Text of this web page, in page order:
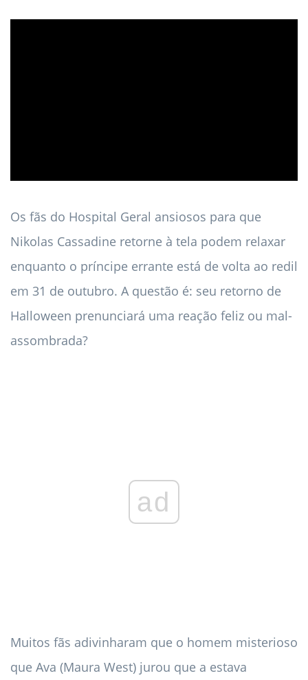
Os fãs do Hospital Geral ansiosos para que
Nikolas Cassadine retorne à tela podem relaxar
enquanto o príncipe errante está de volta ao redil
em 31 de outubro. A questão é: seu retorno de
Halloween prenunciará uma reação feliz ou mal-
assombrada?
ad
Muitos fãs adivinharam que o homem misterioso
que Ava (Maura West) jurou que a estava